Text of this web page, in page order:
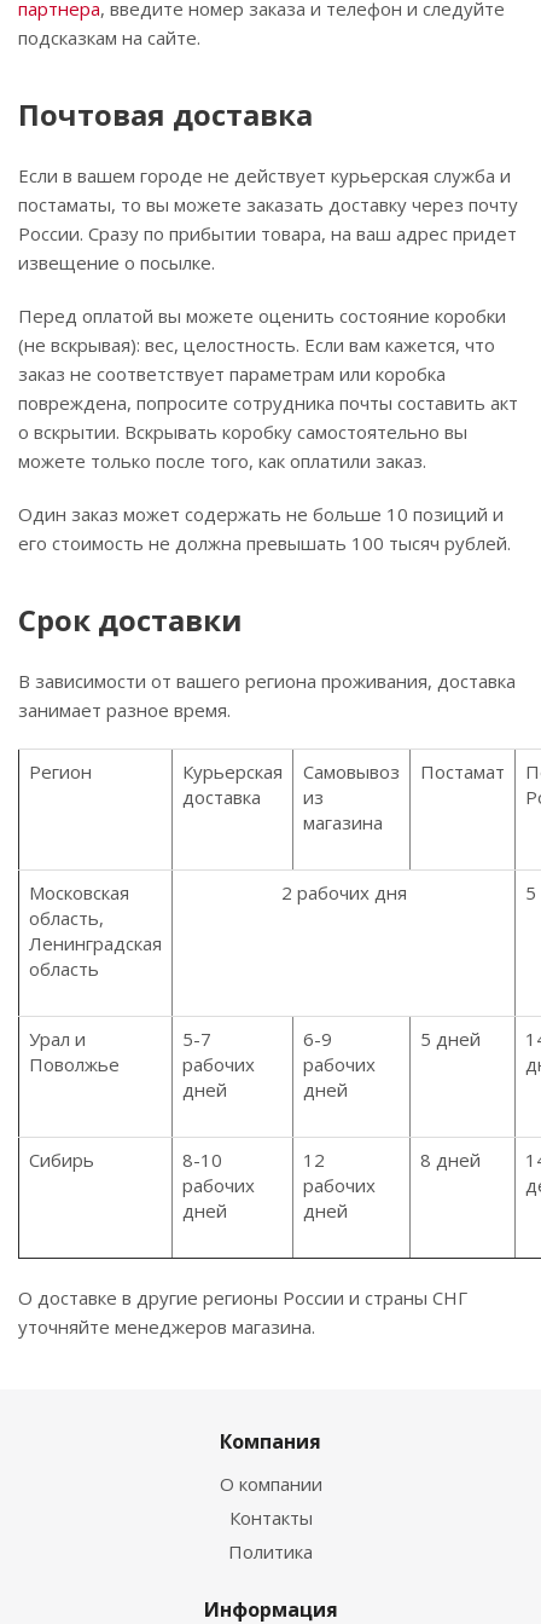
партнера, введите номер заказа и телефон и следуйте
подсказкам на сайте.
Почтовая доставка
Если в вашем городе не действует курьерская служба и
постаматы, то вы можете заказать доставку через почту
России. Сразу по прибытии товара, на ваш адрес придет
извещение о посылке.
Перед оплатой вы можете оценить состояние коробки
(не вскрывая): вес, целостность. Если вам кажется, что
заказ не соответствует параметрам или коробка
повреждена, попросите сотрудника почты составить акт
о вскрытии. Вскрывать коробку самостоятельно вы
можете только после того, как оплатили заказ.
Один заказ может содержать не больше 10 позиций и
его стоимость не должна превышать 100 тысяч рублей.
Срок доставки
В зависимости от вашего региона проживания, доставка
занимает разное время.
Регион
Курьерская
доставка
Самовывоз
из
магазина
Постамат
Московская
область,
Ленинградская
область
2 рабочих дня
Урал и
Поволжье
5-7
рабочих
дней
6-9
рабочих
дней
5 дней
Сибирь
8-10
рабочих
дней
12
рабочих
дней
8 дней
О доставке в другие регионы России и страны СНГ
уточняйте менеджеров магазина.
Компания
О компании
Контакты
Политика
Информация